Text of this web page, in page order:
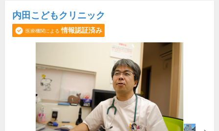
内田こどもクリニック
医療機関による 情報認証済み